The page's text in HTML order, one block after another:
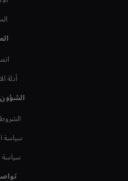
أدلة
الشؤون
سياسة
سياسة